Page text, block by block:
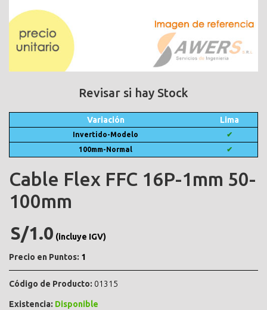
Revisar si hay Stock
Variación Lima
Invertido-Modelo
✔
100mm-Normal
✔
Cable Flex FFC 16P-1mm 50-
100mm
S/1.0 (incluye IGV)
Precio en Puntos: 1
Código de Producto: 01315
Existencia: Disponible